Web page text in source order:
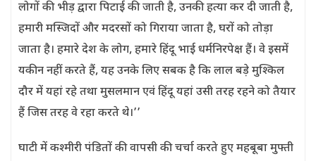
लोगों की भीड़ द्वारा पिटाई की जाती है, उनकी हत्या कर दी जाती है,
हमारी मस्जिदों और मदरसों को गिराया जाता है, घरों को तोड़ा
जाता है। हमारे देश के लोग, हमारे हिंदू भाई धर्मनिरपेक्ष हैं। वे इसमें
यकीन नहीं करते हैं, यह उनके लिए सबक है कि लाल बड़े मुश्किल
दौर में यहां रहे तथा मुसलमान एवं हिंदू यहां उसी तरह रहने को तैयार
हैं जिस तरह वे रहा करते थे।’’
घाटी में कश्मीरी पंडितों की वापसी की चर्चा करते हुए महबूबा मुफ्ती